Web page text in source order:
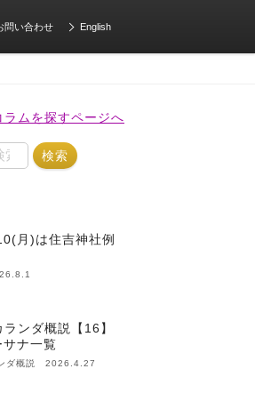
問い合わせ English
ラムを探すページへ
月)は住吉神社例
ンダ概説【16】
ナ一覧
ダ概説 2026.4.27